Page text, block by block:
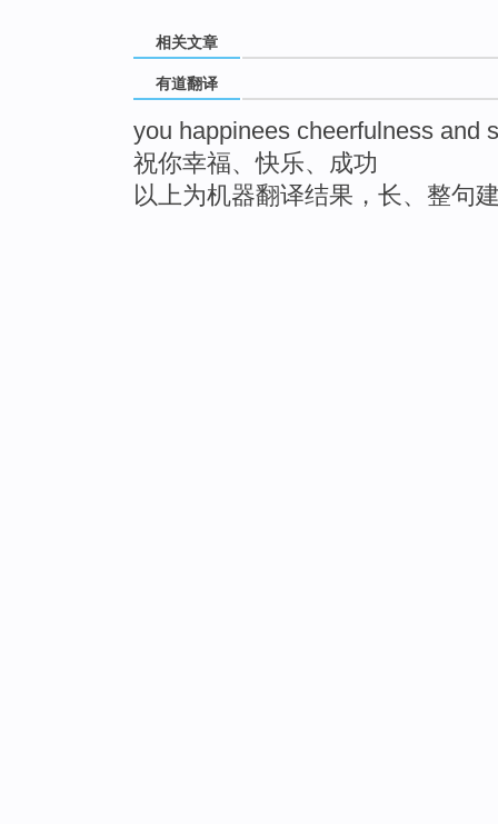
相关文章
有道翻译
you happinees cheerfulness and
祝你幸福、快乐、成功
以上为机器翻译结果，长、整句